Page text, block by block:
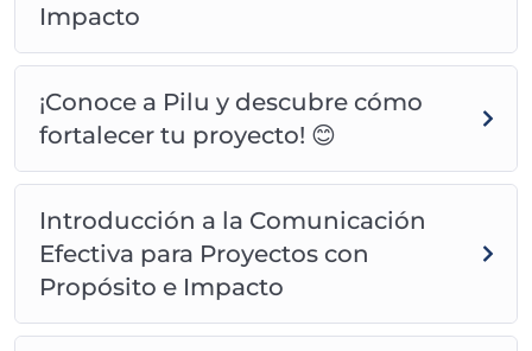
Impacto
¡Conoce a Pilu y descubre cómo
fortalecer tu proyecto! 😊
Introducción a la Comunicación
Efectiva para Proyectos con
Propósito e Impacto